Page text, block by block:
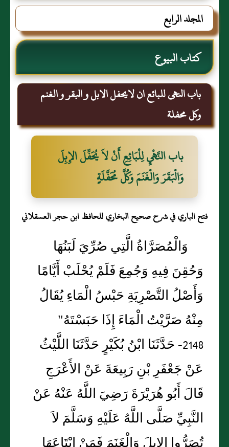
حجر العسقلاني
المجلد الرابع
كتاب البيوع
باب النهى للبائع ان لايحفل الابل و البقر و الغنم
وكل محفلة
باب النَّهْيِ لِلْبَائِعِ أَنْ لاَ يُحَفِّلَ الإِبِلَ
وَالْبَقَرَ وَالْغَنَمَ وَكُلَّ مُحَفَّلَةٍ
فتح الباري في شرح صحيح البخاري للحافظ ابن حجر العسقلاني
وَالْمُصَرَّاةُ الَّتِي صُرِّيَ لَبَنُهَا
وَحُقِنَ فِيهِ وَجُمِعَ فَلَمْ يُحْلَبْ أَيَّامًا
وَأَصْلُ التَّصْرِيَةِ حَبْسُ الْمَاءِ يُقَالُ
مِنْهُ صَرَّيْتُ الْمَاءَ إِذَا حَبَسْتَهُ"
2148- حَدَّثَنَا ابْنُ بُكَيْرٍ حَدَّثَنَا اللَّيْثُ
عَنْ جَعْفَرِ بْنِ رَبِيعَةَ عَنْ الأَعْرَجِ
قَالَ أَبُو هُرَيْرَةَ رَضِيَ اللَّهُ عَنْهُ عَنْ
النَّبِيِّ صَلَّى اللَّهُ عَلَيْهِ وَسَلَّمَ لاَ